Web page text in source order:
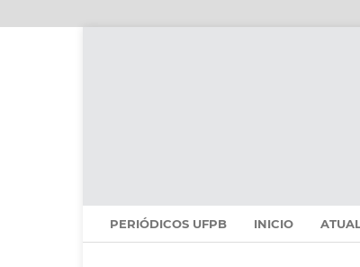
PERIÓDICOS UFPB INICIO